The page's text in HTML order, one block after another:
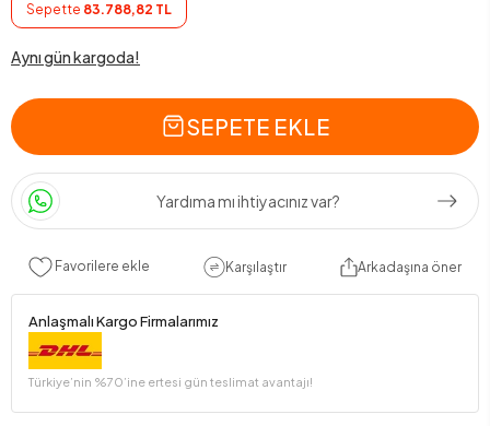
Sepette 83.788,82 TL
Aynı gün kargoda!
SEPETE EKLE
Yardıma mı ihtiyacınız var?
Favorilere ekle Karşılaştır Arkadaşına öner
Anlaşmalı Kargo Firmalarımız
Türkiye’nin %70’ine ertesi gün teslimat avantajı!